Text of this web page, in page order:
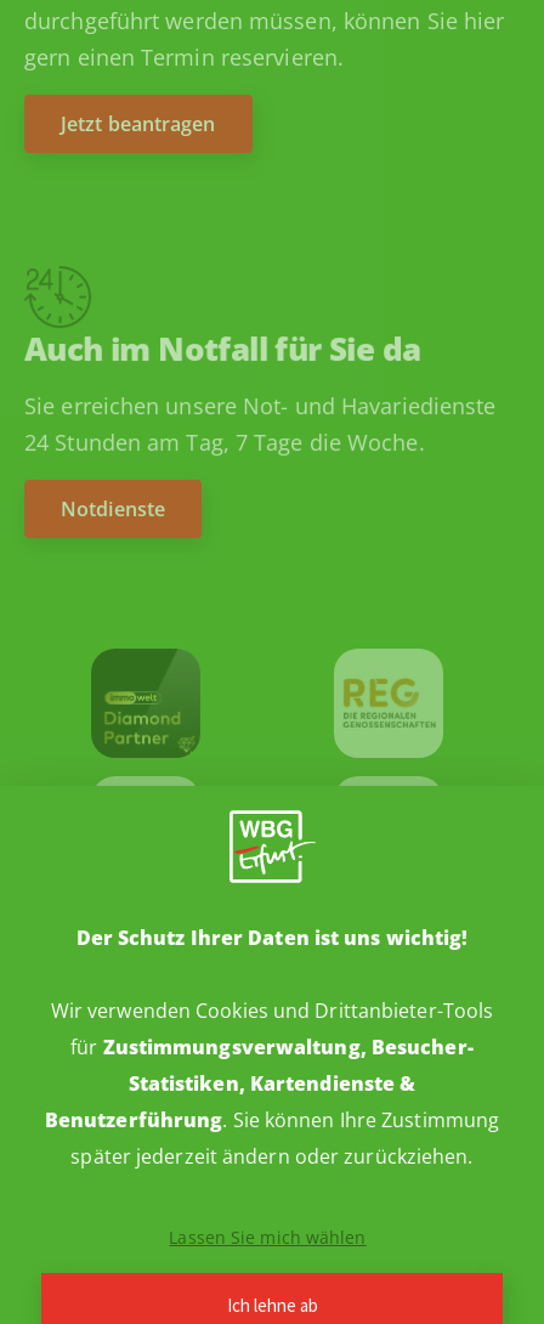
durchgeführt werden müssen, können Sie hier
gern einen Termin reservieren.
Jetzt beantragen
Auch im Notfall für Sie da
Sie erreichen unsere Not- und Havariedienste
24 Stunden am Tag, 7 Tage die Woche.
Notdienste
Impressum
Datenschutz
Cookie-Einstellungen
© 2026 WBG Erfurt·Webdesign: ideenwert
Der Schutz Ihrer Daten ist uns wichtig!
Wir verwenden Cookies und Drittanbieter-Tools
für Zustimmungsverwaltung, Besucher-
Statistiken, Kartendienste &
Benutzerführung. Sie können Ihre Zustimmung
später jederzeit ändern oder zurückziehen.
Lassen Sie mich wählen
Ich lehne ab